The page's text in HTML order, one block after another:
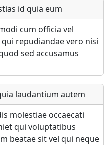
id quia eum
cum officia vel
repudiandae vero nisi
sed accusamus
laudantium autem
molestiae occaecati
qui voluptatibus
beatae sit vel qui neque